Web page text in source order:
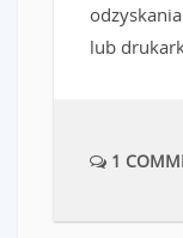
lub
1